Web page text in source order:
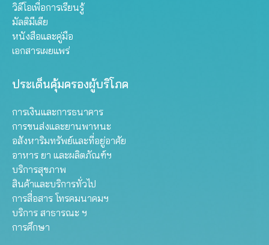
วิดีโอเพื่อการเรียนรู้
มัลติมีเดีย
หนังสือและคู่มือ
เอกสารเผยแพร่
ประเด็นคุ้มครองผู้บริโภค
การเงินและการธนาคาร
การขนส่งและยานพาหนะ
อสังหาริมทรัพย์และที่อยู่อาศัย
อาหาร ยา และผลิตภัณฑ์ฯ
บริการสุขภาพ
สินค้าและบริการทั่วไป
การสื่อสาร โทรคมนาคมฯ
บริการ สาธารณะ ฯ
การศึกษา